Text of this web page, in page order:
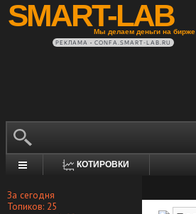
SMART-LAB
Мы делаем деньги на бирже
РЕКЛАМА • CONFA.SMART-LAB.RU
КОТИРОВКИ
За сегодня
Топиков: 25